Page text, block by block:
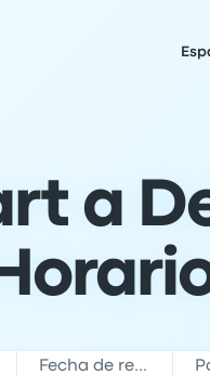
a
Fecha de regreso